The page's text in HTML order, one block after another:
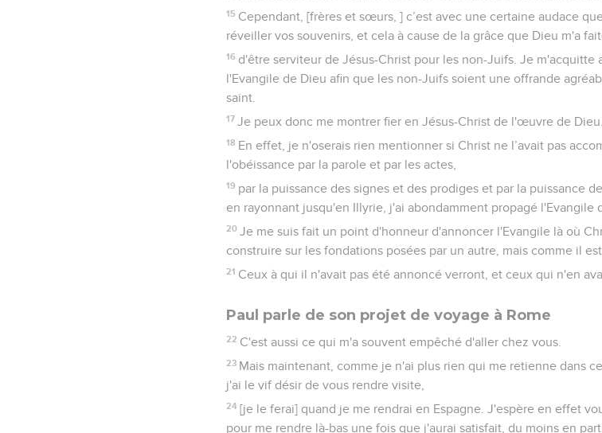
15 Cependant, [frères et sœurs, ] c’est avec une certaine audace
réveiller vos souvenirs, et cela à cause de la grâce que Dieu m'a
16 d'être serviteur de Jésus-Christ pour les non-Juifs. Je m'acquitte
l'Evangile de Dieu afin que les non-Juifs soient une offrande
saint.
17 Je peux donc me montrer fier en Jésus-Christ de l'œuvre de Dieu.
18 En effet, je n'oserais rien mentionner si Christ ne l’avait pas
l'obéissance par la parole et par les actes,
19 par la puissance des signes et des prodiges et par la puissance
en rayonnant jusqu'en Illyrie, j'ai abondamment propagé l'Evangile
20 Je me suis fait un point d'honneur d'annoncer l'Evangile là où
construire sur les fondations posées par un autre, mais comme il
21 Ceux à qui il n'avait pas été annoncé verront, et ceux qui n'en
Paul parle de son projet de voyage à Rome
22 C'est aussi ce qui m'a souvent empêché d'aller chez vous.
23 Mais maintenant, comme je n'ai plus rien qui me retienne dans
j'ai le vif désir de vous rendre visite,
24 [je le ferai] quand je me rendrai en Espagne. J'espère en effet
pour me rendre là-bas une fois que j'aurai satisfait, du moins en